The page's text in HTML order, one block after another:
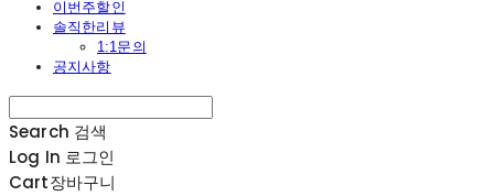
이번주할인
솔직한리뷰
1:1문의
공지사항
Search 검색
Log In 로그인
Cart장바구니